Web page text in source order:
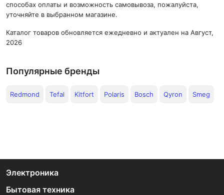
способах оплаты и возможность самовывоза, пожалуйста,
уточняйте в выбранном магазине.
Каталог товаров обновляется ежедневно и актуален на Август,
2026
Популярные бренды
Redmond Tefal Kitfort Polaris Bosch Qyron Smeg
Электроника
Бытовая техника